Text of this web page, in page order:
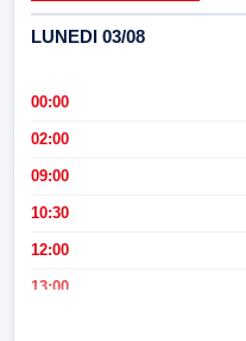
LUNEDI 03/08
00:00
02:00
09:00
10:30
12:00
13:00